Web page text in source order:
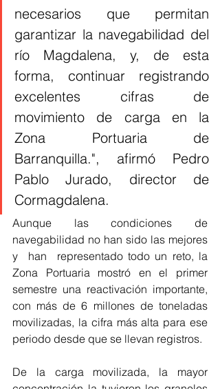
necesarios que permitan
garantizar la navegabilidad del
río Magdalena, y, de esta
forma, continuar registrando
excelentes cifras de
movimiento de carga en la
Zona Portuaria de
Barranquilla.", afirmó Pedro
Pablo Jurado, director de
Cormagdalena.
Aunque las condiciones de
navegabilidad no han sido las mejores
y  han  representado todo un reto, la
Zona Portuaria mostró en el primer
semestre una reactivación importante,
con más de 6 millones de toneladas
movilizadas, la cifra más alta para ese
periodo desde que se llevan registros.
De la carga movilizada, la mayor